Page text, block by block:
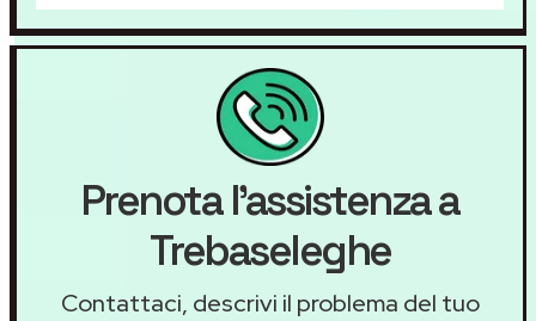
Prenota l'assistenza a
Trebaseleghe
Contattaci, descrivi il problema del tuo